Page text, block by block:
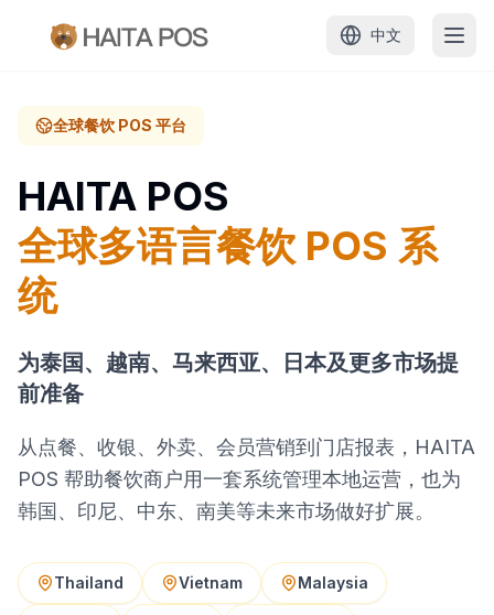
中文
首页
产品
定价
解决方案
学习
代理商
关于我们
全球餐饮 POS 平台
HAITA POS
全球多语言餐饮 POS 系
统
为泰国、越南、马来西亚、日本及更多市场提
前准备
从点餐、收银、外卖、会员营销到门店报表，HAITA
POS 帮助餐饮商户用一套系统管理本地运营，也为
韩国、印尼、中东、南美等未来市场做好扩展。
Thailand Vietnam Malaysia